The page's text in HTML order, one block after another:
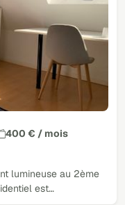
400 € / mois
lumineuse au 2ème
est…